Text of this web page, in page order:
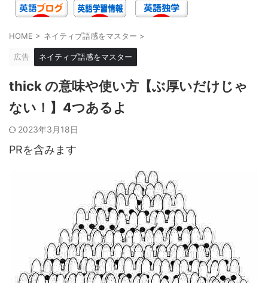
HOME > ネイティブ語感をマスター >
広告 ネイティブ語感をマスター
thick の意味や使い方【ぶ厚いだけじゃ
ない！】4つあるよ
2023年3月18日
PRを含みます